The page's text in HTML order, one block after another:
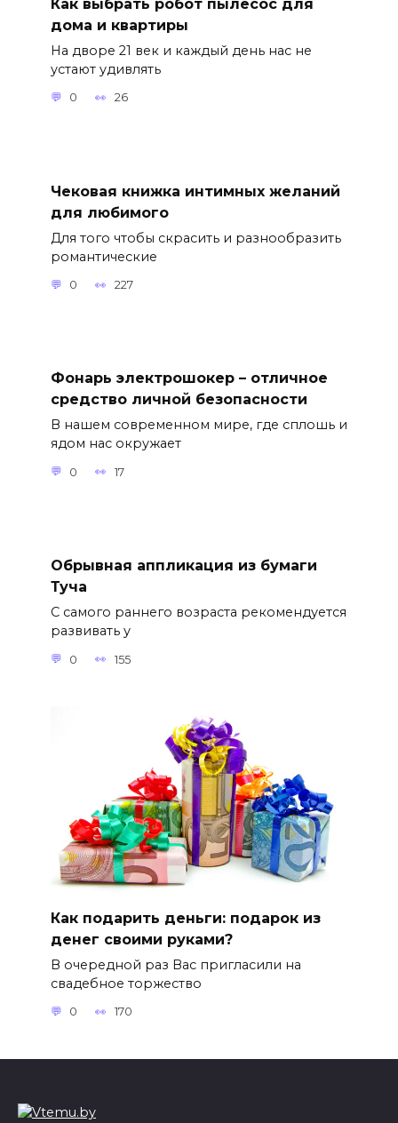
Как выбрать робот пылесос для
дома и квартиры
На дворе 21 век и каждый день нас не
устают удивлять
0 26
Чековая книжка интимных желаний
для любимого
Для того чтобы скрасить и разнообразить
романтические
0 227
Фонарь электрошокер – отличное
средство личной безопасности
В нашем современном мире, где сплошь и
ядом нас окружает
0 17
Обрывная аппликация из бумаги
Туча
С самого раннего возраста рекомендуется
развивать у
0 155
Как подарить деньги: подарок из
денег своими руками?
В очередной раз Вас пригласили на
свадебное торжество
0 170